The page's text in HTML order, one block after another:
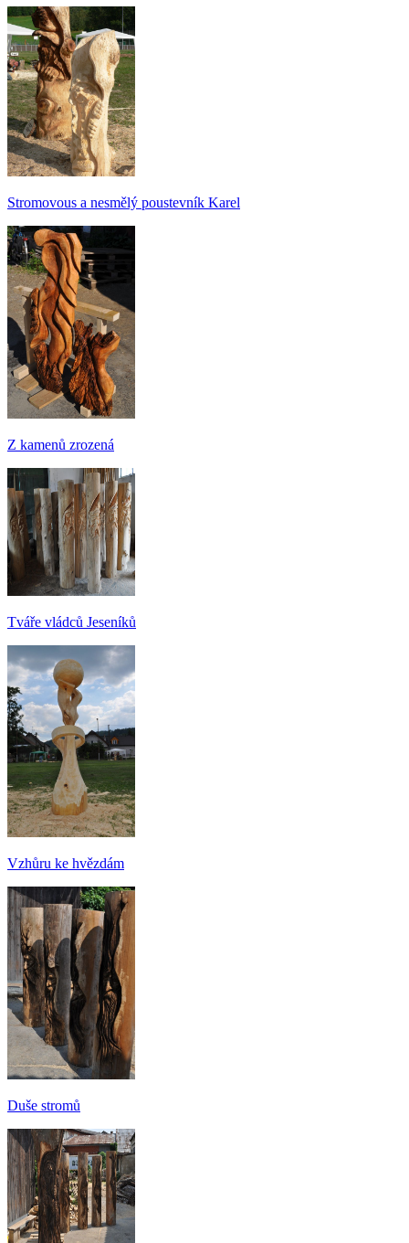
Stromovous a nesmělý poustevník Karel
Z kamenů zrozená
Tváře vládců Jeseníků
Vzhůru ke hvězdám
Duše stromů